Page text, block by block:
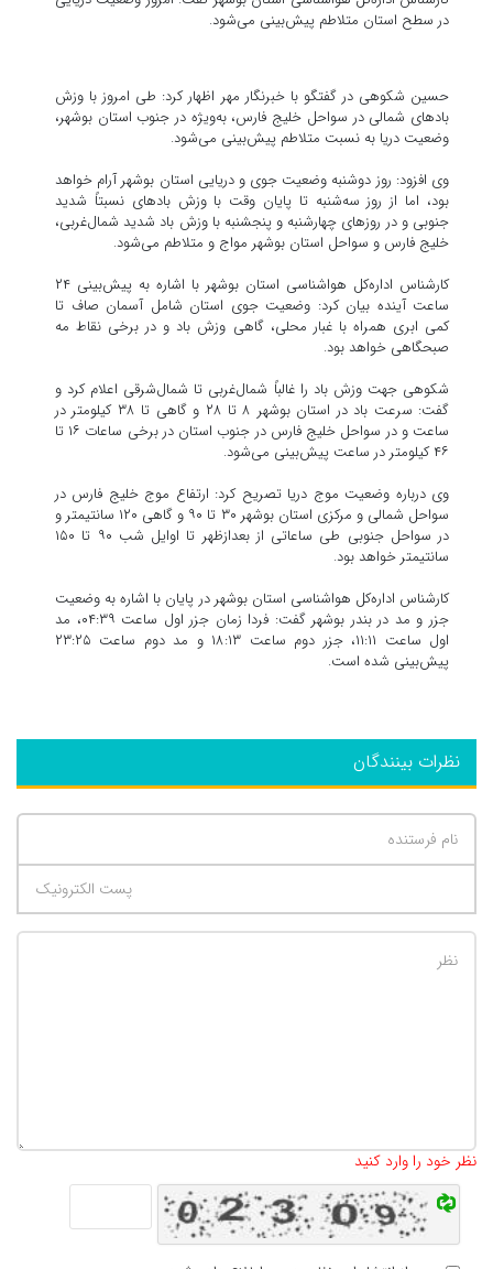
در سطح استان متلاطم پیش‌بینی می‌شود.
حسین شکوهی در گفتگو با خبرنگار مهر اظهار کرد: طی امروز با وزش
بادهای شمالی در سواحل خلیج فارس، به‌ویژه در جنوب استان بوشهر،
وضعیت دریا به نسبت متلاطم پیش‌بینی می‌شود.
وی افزود: روز دوشنبه وضعیت جوی و دریایی استان بوشهر آرام خواهد
بود، اما از روز سه‌شنبه تا پایان وقت با وزش بادهای نسبتاً شدید
جنوبی و در روزهای چهارشنبه و پنجشنبه با وزش باد شدید شمال‌غربی،
خلیج فارس و سواحل استان بوشهر مواج و متلاطم می‌شود.
کارشناس اداره‌کل هواشناسی استان بوشهر با اشاره به پیش‌بینی ۲۴
ساعت آینده بیان کرد: وضعیت جوی استان شامل آسمان صاف تا
کمی ابری همراه با غبار محلی، گاهی وزش باد و در برخی نقاط مه
صبحگاهی خواهد بود.
شکوهی جهت وزش باد را غالباً شمال‌غربی تا شمال‌شرقی اعلام کرد و
گفت: سرعت باد در استان بوشهر ۸ تا ۲۸ و گاهی تا ۳۸ کیلومتر در
ساعت و در سواحل خلیج فارس در جنوب استان در برخی ساعات ۱۶ تا
۴۶ کیلومتر در ساعت پیش‌بینی می‌شود.
وی درباره وضعیت موج دریا تصریح کرد: ارتفاع موج خلیج فارس در
سواحل شمالی و مرکزی استان بوشهر ۳۰ تا ۹۰ و گاهی ۱۲۰ سانتیمتر و
در سواحل جنوبی طی ساعاتی از بعدازظهر تا اوایل شب ۹۰ تا ۱۵۰
سانتیمتر خواهد بود.
کارشناس اداره‌کل هواشناسی استان بوشهر در پایان با اشاره به وضعیت
جزر و مد در بندر بوشهر گفت: فردا زمان جزر اول ساعت ۰۴:۳۹، مد
اول ساعت ۱۱:۱۱، جزر دوم ساعت ۱۸:۱۳ و مد دوم ساعت ۲۳:۲۵
پیش‌بینی شده است.
نظرات بینندگان
نظر خود را وارد کنید